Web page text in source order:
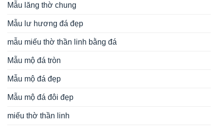
Mẫu lăng thờ chung
Mẫu lư hương đá đẹp
mẫu miếu thờ thần linh bằng đá
Mẫu mộ đá tròn
Mẫu mộ đá đẹp
Mẫu mộ đá đôi đẹp
miếu thờ thần linh